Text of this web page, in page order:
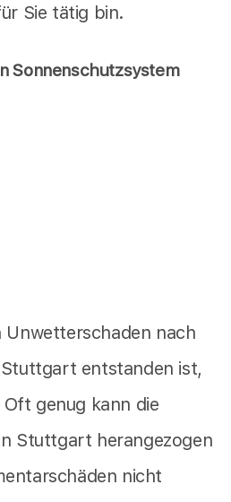
Sie tätig bin.
Sonnenschutzsystem
Unwetterschaden nach
entstanden ist,
genug kann die
Stuttgart herangezogen
nicht